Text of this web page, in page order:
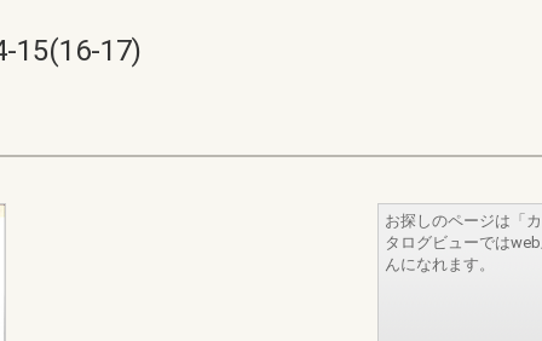
15(16-17)
お探しのページは「
タログビューでは
んになれます。